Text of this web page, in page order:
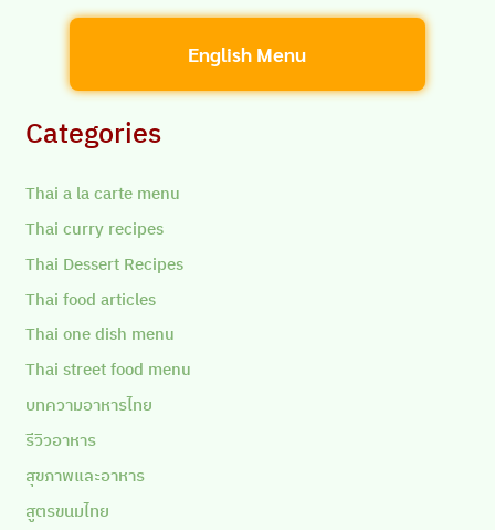
English Menu
Categories
Thai a la carte menu
Thai curry recipes
Thai Dessert Recipes
Thai food articles
Thai one dish menu
Thai street food menu
บทความอาหารไทย
รีวิวอาหาร
สุขภาพและอาหาร
สูตรขนมไทย